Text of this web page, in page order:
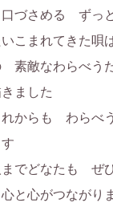
づさめる　ずっ
こまれてきた唄
素敵なわらべう
ました
からも　わらべ
でどなたも　ぜ
と心がつながり